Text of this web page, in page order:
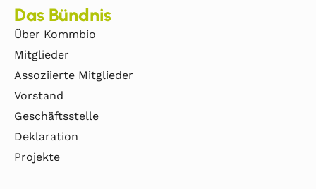
Das Bündnis
Über Kommbio
Mitglieder
Assoziierte Mitglieder
Vorstand
Geschäftsstelle
Deklaration
Projekte